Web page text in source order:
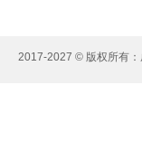
2017-2027 © 版权所有